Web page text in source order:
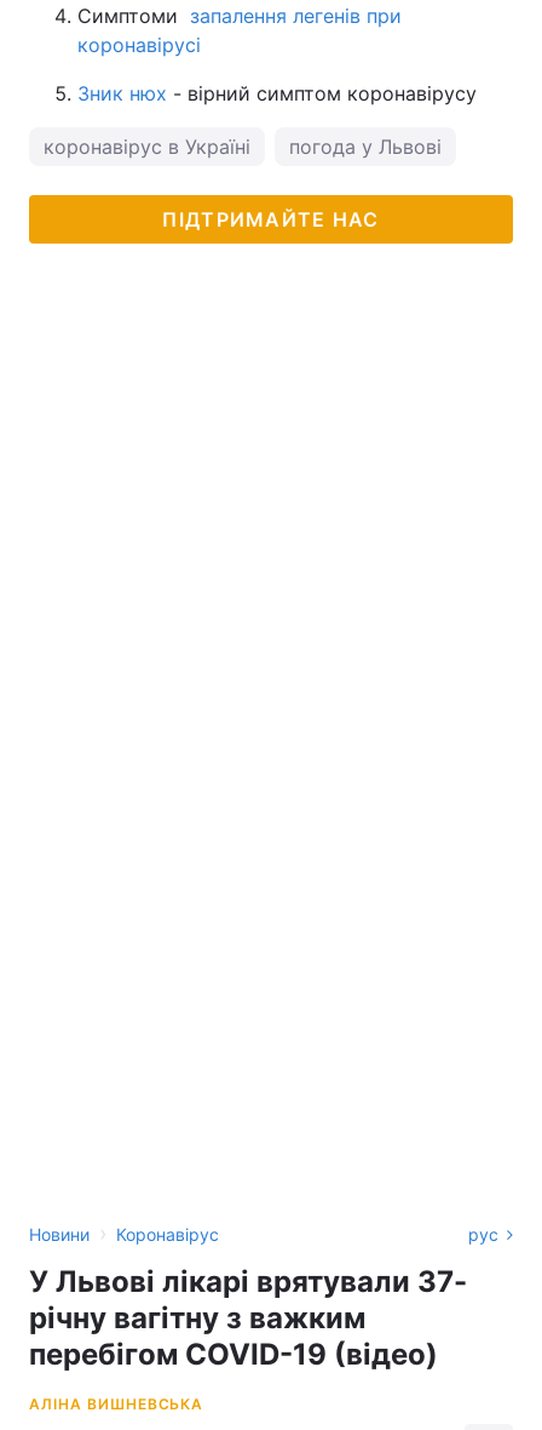
Симптоми запалення легенів при
коронавірусі
Зник нюх - вірний симптом коронавірусу
коронавірус в Україні погода у Львові
ПІДТРИМАЙТЕ НАС
Новини › Коронавірус рус
У Львові лікарі врятували 37-
річну вагітну з важким
перебігом COVID-19 (відео)
АЛІНА ВИШНЕВСЬКА